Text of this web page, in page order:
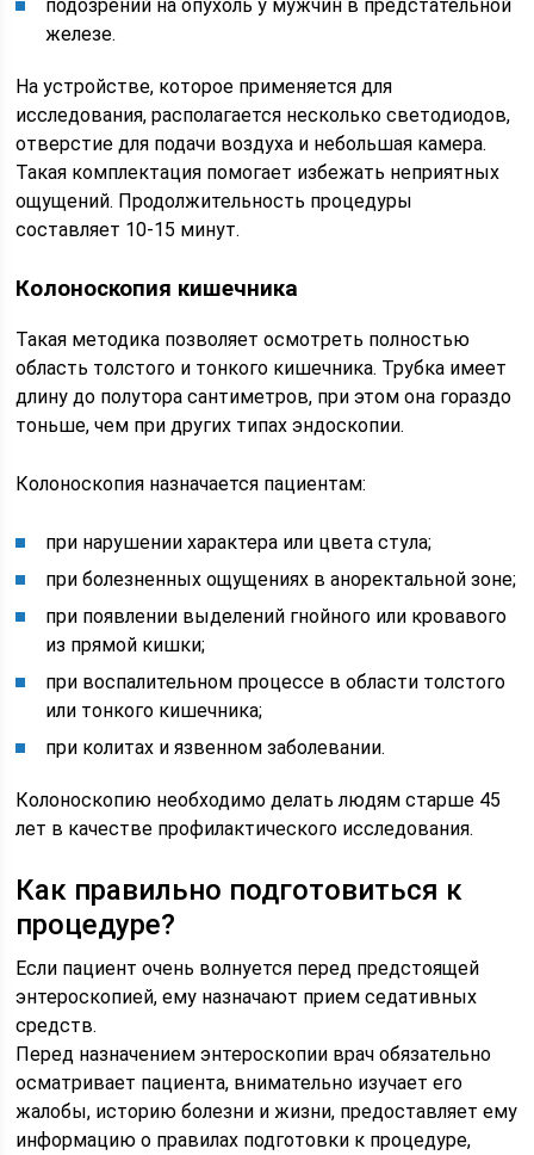
подозрений на опухоль у мужчин в предстательной
железе.
На устройстве, которое применяется для
исследования, располагается несколько светодиодов,
отверстие для подачи воздуха и небольшая камера.
Такая комплектация помогает избежать неприятных
ощущений. Продолжительность процедуры
составляет 10-15 минут.
Колоноскопия кишечника
Такая методика позволяет осмотреть полностью
область толстого и тонкого кишечника. Трубка имеет
длину до полутора сантиметров, при этом она гораздо
тоньше, чем при других типах эндоскопии.
Колоноскопия назначается пациентам:
при нарушении характера или цвета стула;
при болезненных ощущениях в аноректальной зоне;
при появлении выделений гнойного или кровавого
из прямой кишки;
при воспалительном процессе в области толстого
или тонкого кишечника;
при колитах и язвенном заболевании.
Колоноскопию необходимо делать людям старше 45
лет в качестве профилактического исследования.
Как правильно подготовиться к
процедуре?
Если пациент очень волнуется перед предстоящей
энтероскопией, ему назначают прием седативных
средств.
Перед назначением энтероскопии врач обязательно
осматривает пациента, внимательно изучает его
жалобы, историю болезни и жизни, предоставляет ему
информацию о правилах подготовки к процедуре,